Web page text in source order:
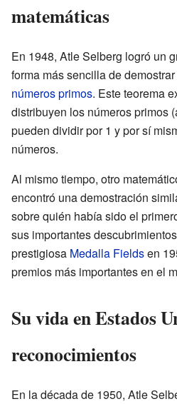
matemáticas
En 1948, Atle Selberg logró un
forma más sencilla de
números primos. Este teorema
distribuyen los números primos
pueden dividir por 1 y por sí
números.
Al mismo tiempo, otro
encontró una demostración
sobre quién había sido el
sus importantes
prestigiosa Medalla Fieldsen
premios más importantes en el
Su vida en Estados
reconocimientos
En la década de 1950, Atle